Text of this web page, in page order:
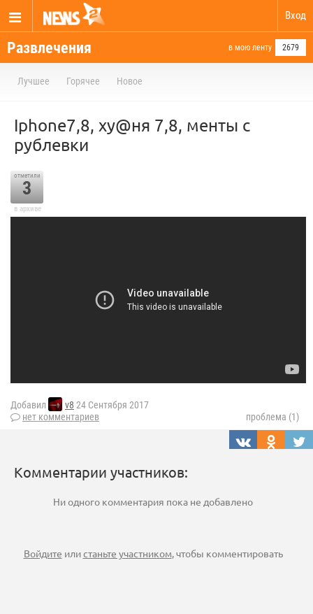
Вход
Развлечения в мою ленту 2679
Лучшее Горячее Новое
Iphone7,8, ху@ня 7,8, менты с
рублевки
отметили
3
в архиве
Добавил v8 24 Сентября 2017
нет комментариев
проблема (1)
Комментарии участников:
Ни одного комментария пока не добавлено
Войдите илистаньте участником, чтобы комментировать